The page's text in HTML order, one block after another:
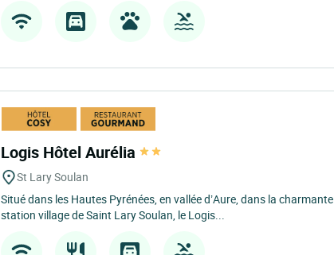
Logis Hôtel Aurélia
St Lary Soulan
Situé dans les Hautes Pyrénées, en vallée d’Aure, dans la charmante
station village de Saint Lary Soulan, le Logis...